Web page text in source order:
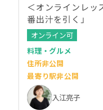
＜オンラインレッ
番出汁を引く」
オンライン可
料理・グルメ
住所非公開
最寄り駅非公開
入江亮子